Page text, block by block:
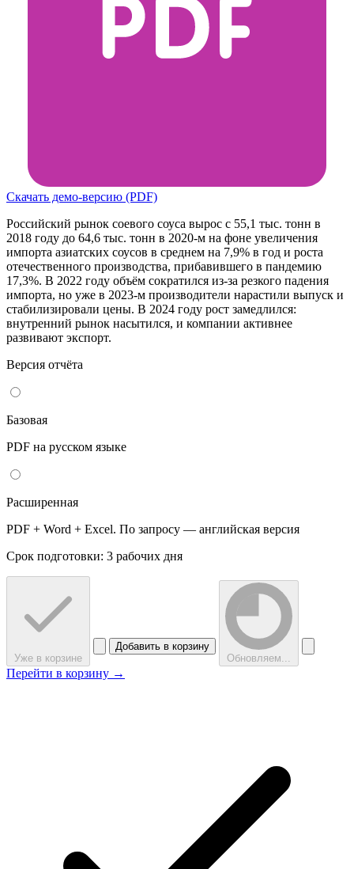
Скачать демо-версию (PDF)
Российский рынок соевого соуса вырос с 55,1 тыс. тонн в
2018 году до 64,6 тыс. тонн в 2020-м на фоне увеличения
импорта азиатских соусов в среднем на 7,9% в год и роста
отечественного производства, прибавившего в пандемию
17,3%. В 2022 году объём сократился из-за резкого падения
импорта, но уже в 2023-м производители нарастили выпуск и
стабилизировали цены. В 2024 году рост замедлился:
внутренний рынок насытился, и компании активнее
развивают экспорт.
Версия отчёта
Базовая
PDF на русском языке
Расширенная
PDF + Word + Excel. По запросу — английская версия
Срок подготовки: 3 рабочих дня
Уже в корзине
Добавить в корзину
Обновляем...
Перейти в корзину →